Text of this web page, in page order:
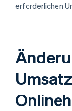
erforderlichen